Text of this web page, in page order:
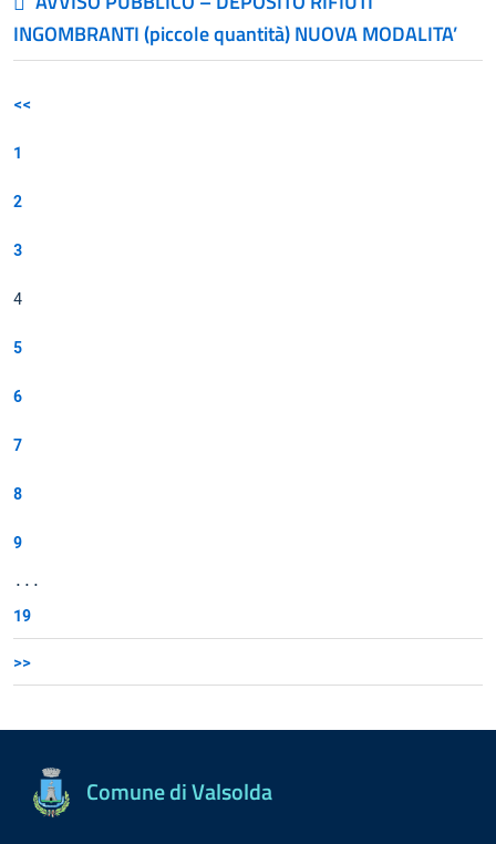
INGOMBRANTI (piccole quantità) NUOVA MODALITA’
<<
1
2
3
4
5
6
7
8
9
...
19
>>
Comune di Valsolda